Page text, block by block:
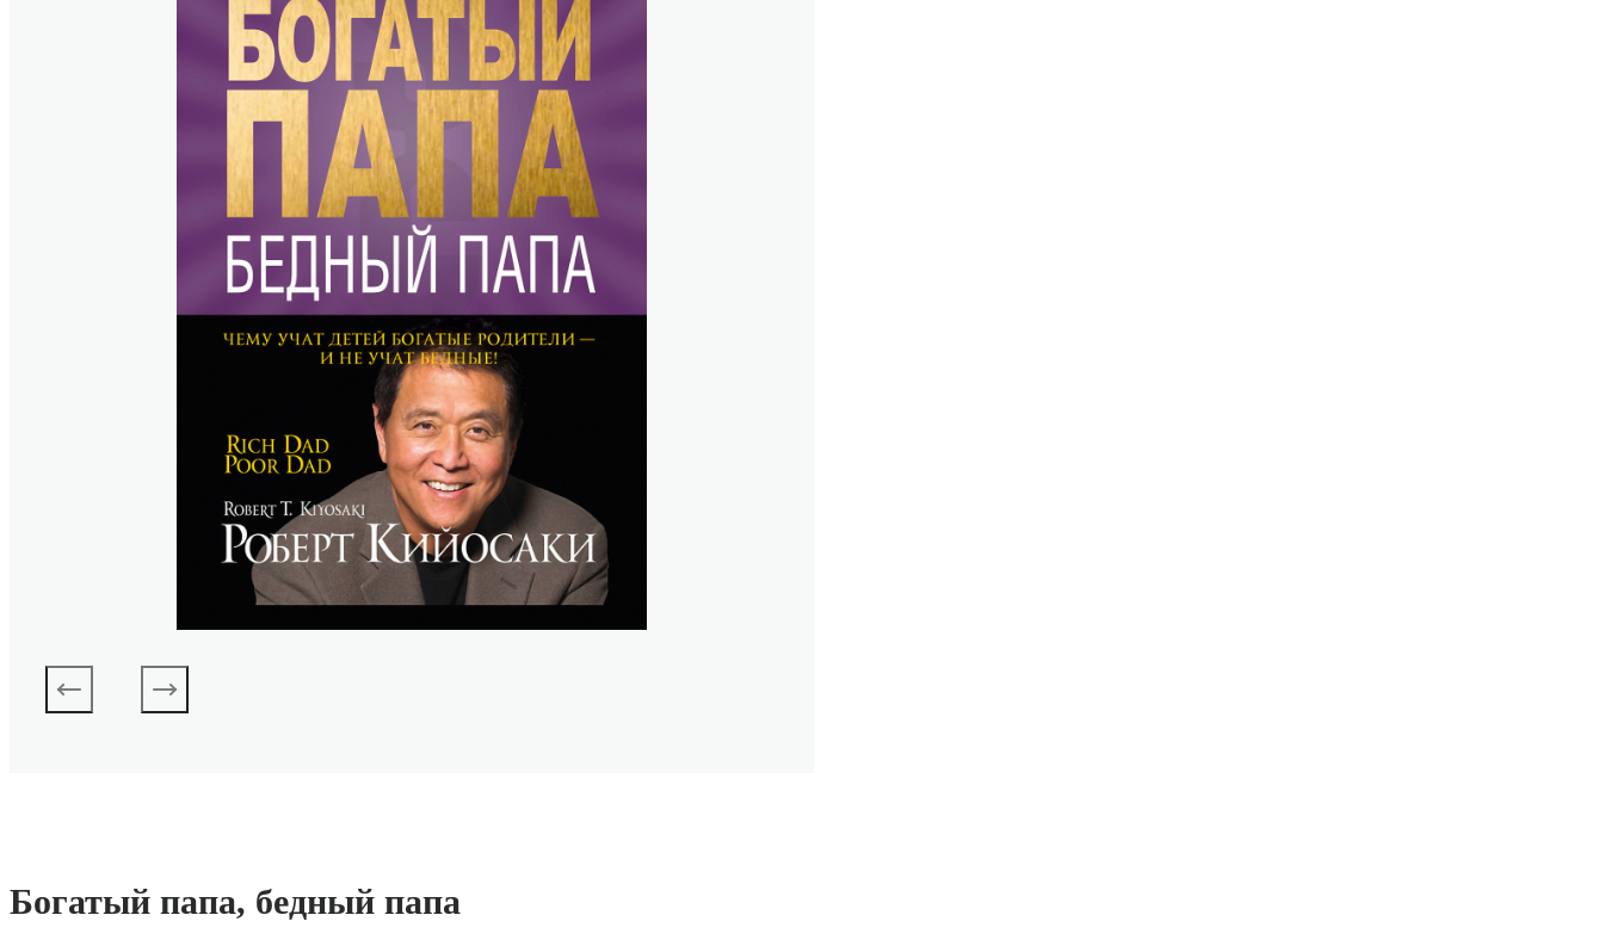
Богатый папа, бедный папа